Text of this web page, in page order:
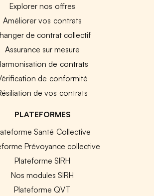
Explorer nos offres
Améliorer vos contrats
de contrat collectif
Assurance sur mesure
de contrats
de conformité
de vos contrats
PLATEFORMES
Santé Collective
Prévoyance collective
Plateforme SIRH
Nos modules SIRH
Plateforme QVT